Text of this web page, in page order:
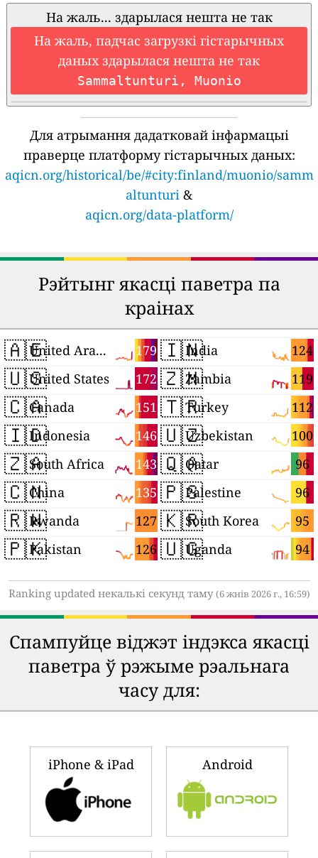
На жаль... здарылася нешта не так
На жаль, падчас загрузкі гістарычных
даных здарылася нешта не так
Sammaltunturi, Muonio
Для атрымання дадатковай інфармацыі
праверце платформу гістарычных даных:
aqicn.org/historical/be/#city:finland/muonio/samm
altunturi &
aqicn.org/data-platform/
Рэйтынг якасці паветра па
краінах
🇦🇪 179
United Arab Emirates
🇺🇸 172
United States
🇨🇦 151
Canada
🇮🇩 146
Indonesia
🇿🇦 143
South Africa
🇨🇳 135
China
🇷🇼 127
Rwanda
🇵🇰 126
Pakistan
🇮🇳 124
India
🇿🇲 119
Zambia
🇹🇷 112
Turkey
🇺🇿 100
Uzbekistan
🇶🇦 96
Qatar
🇵🇸 96
Palestine
🇰🇷 95
South Korea
🇺🇬 94
Uganda
Ranking updated некалькі секунд таму(6 жнів 2026 г., 16:59)
Спампуйце віджэт індэкса якасці
паветра ў рэжыме рэальнага
часу для:
iPhone & iPad Android